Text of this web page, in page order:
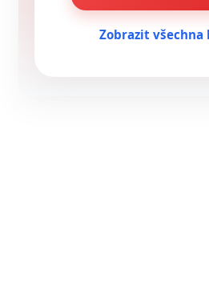
Zobrazit všechna